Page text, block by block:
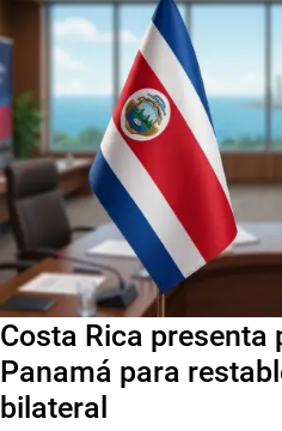
Costa Rica presenta
Panamá para
bilateral